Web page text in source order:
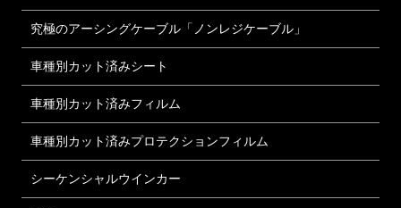
究極のアーシングケーブル「ノンレジケーブル」
車種別カット済みシート
車種別カット済みフィルム
車種別カット済みプロテクションフィルム
シーケンシャルウインカー